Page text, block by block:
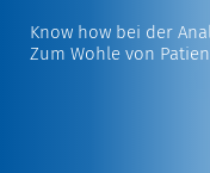
Know how bei der
Zum Wohle von